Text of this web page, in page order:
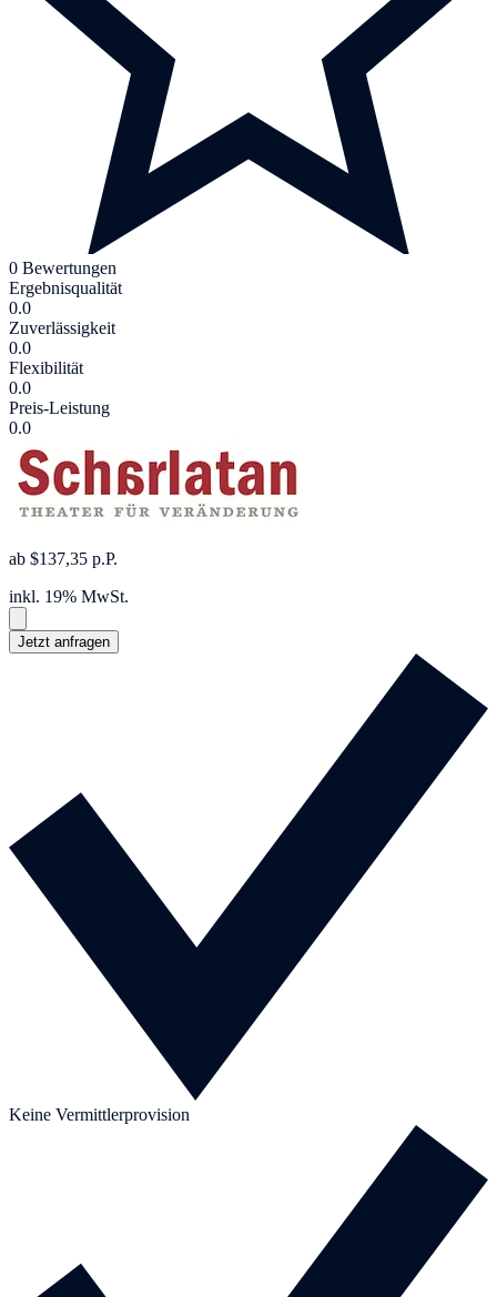
0 Bewertungen
Ergebnisqualität
0.0
Zuverlässigkeit
0.0
Flexibilität
0.0
Preis-Leistung
0.0
ab $137,35 p.P.
inkl. 19% MwSt.
Jetzt anfragen
Keine Vermittlerprovision